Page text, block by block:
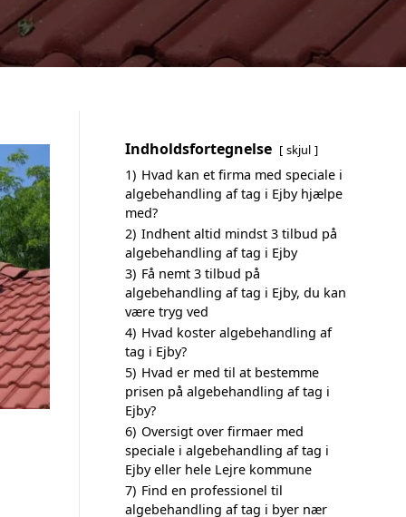
Indholdsfortegnelse skjul
1) Hvad kan et firma med speciale i
algebehandling af tag i Ejby hjælpe
med?
2) Indhent altid mindst 3 tilbud på
algebehandling af tag i Ejby
3) Få nemt 3 tilbud på
algebehandling af tag i Ejby, du kan
være tryg ved
4) Hvad koster algebehandling af
tag i Ejby?
5) Hvad er med til at bestemme
prisen på algebehandling af tag i
Ejby?
6) Oversigt over firmaer med
speciale i algebehandling af tag i
Ejby eller hele Lejre kommune
7) Find en professionel til
algebehandling af tag i byer nær